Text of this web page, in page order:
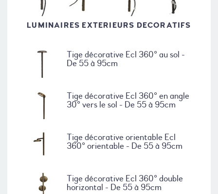
LUMINAIRES EXTERIEURS DECORATIFS
Tige décorative Ecl 360° au sol -
De 55 à 95cm
Tige décorative Ecl 360° en angle
30° vers le sol - De 55 à 95cm
Tige décorative orientable Ecl
360° orientable - De 55 à 95cm
Tige décorative Ecl 360° double
horizontal - De 55 à 95cm